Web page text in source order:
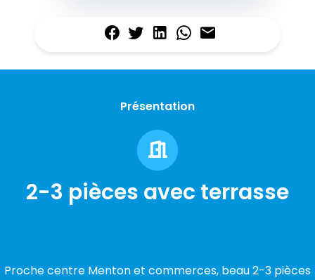
Présentation
2-3 pièces avec terrasse
Proche centre Menton et commerces, beau 2-3 pièces